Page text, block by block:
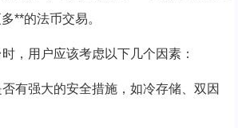
**的法币交易。
，用户应该考虑以下几个因素：
有强大的安全措施，如冷存储、双因